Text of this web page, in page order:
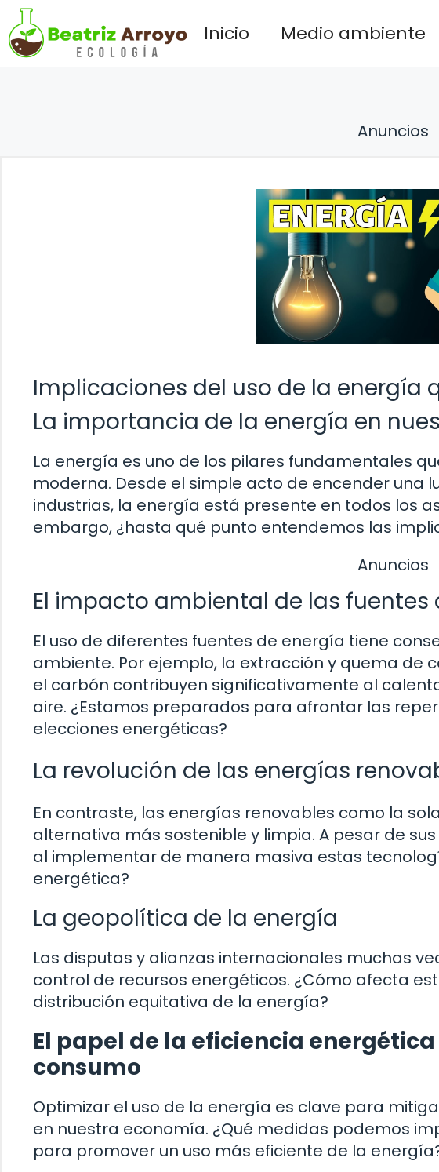
Saltar
al
contenido
Inicio Medio ambiente
Anuncios
Implicaciones del uso de la energía
La importancia de la energía en
La energía es uno de los pilares fundamentales
moderna. Desde el simple acto de encender una
industrias, la energía está presente en todos los
embargo, ¿hasta qué punto entendemos las
Anuncios
El impacto ambiental de las fuentes
El uso de diferentes fuentes de energía tiene
ambiente. Por ejemplo, la extracción y quema de
el carbón contribuyen significativamente al
aire. ¿Estamos preparados para afrontar las
elecciones energéticas?
La revolución de las energías
En contraste, las energías renovables como la
alternativa más sostenible y limpia. A pesar de
al implementar de manera masiva estas
energética?
La geopolítica de la energía
Las disputas y alianzas internacionales muchas
control de recursos energéticos. ¿Cómo afecta
distribución equitativa de la energía?
El papel de la eficiencia
consumo
Optimizar el uso de la energía es clave para
en nuestra economía. ¿Qué medidas podemos
para promover un uso más eficiente de la